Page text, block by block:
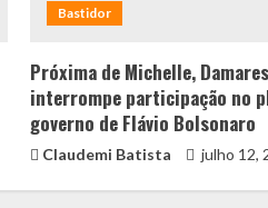
Bastidor
Próxima de Michelle, Damares
interrompe participação no
governo de Flávio Bolsonaro
Claudemi Batista julho 12,